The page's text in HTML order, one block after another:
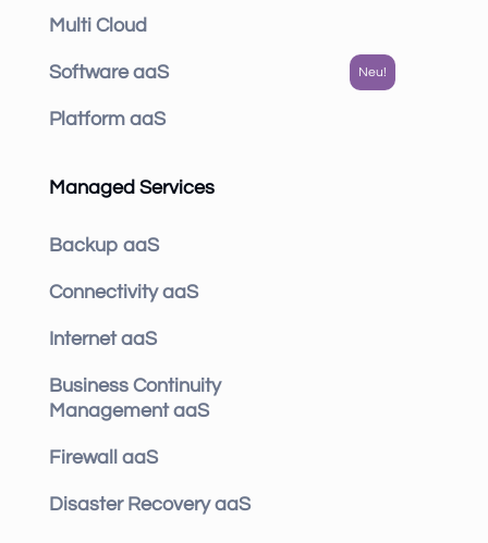
Multi Cloud
Software aaS
Platform aaS
Managed Services
Backup aaS
Connectivity aaS
Internet aaS
Business Continuity
Management aaS
Firewall aaS
Disaster Recovery aaS